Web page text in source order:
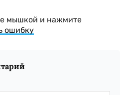
мышкой и нажмите
ошибку